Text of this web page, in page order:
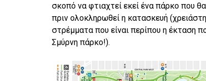
σκοπό να φτιαχτεί εκεί ένα πάρκο που
πριν ολοκληρωθεί η κατασκευή
στρέμματα που είναι περίπου η έκταση
Σμύρνη πάρκο!).